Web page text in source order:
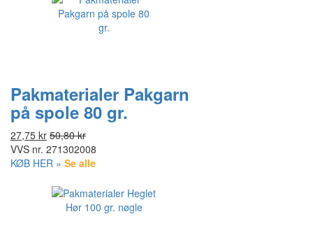
Pakmaterialer Pakgarn
på spole 80 gr.
27,75 kr 50,80 kr
VVS nr. 271302008
KØB HER » Se alle